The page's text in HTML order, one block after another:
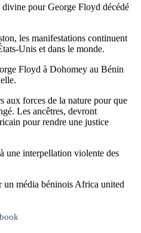
pour George Floyd décédé
les manifestations continuent
Unis et dans le monde.
Floyd à Dohomey au Bénin
aux forces de la nature pour que
Les ancêtres, devront
pour rendre une justice
une interpellation violente des
un média béninois Africa united